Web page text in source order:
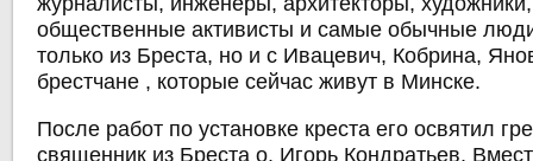
общественные активисты и самые обычные
только из Бреста, но и с Ивацевич, Кобрина,
брестчане , которые сейчас живут в Минске.
После работ по установке креста его освятил
священник из Бреста о. Игорь Кондратьев.